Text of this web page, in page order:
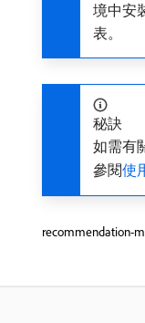
境中安
表。
秘訣
如需有
參閱使
recommendation-